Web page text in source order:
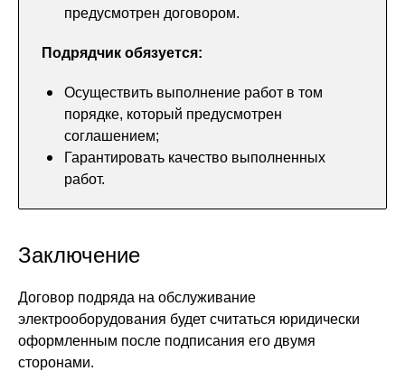
предусмотрен договором.
Подрядчик обязуется:
Осуществить выполнение работ в том
порядке, который предусмотрен
соглашением;
Гарантировать качество выполненных
работ.
Заключение
Договор подряда на обслуживание
электрооборудования будет считаться юридически
оформленным после подписания его двумя
сторонами.